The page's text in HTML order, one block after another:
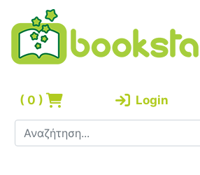
( 0 ) Login